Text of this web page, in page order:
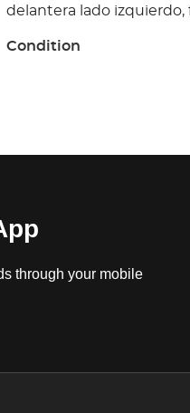
delantera lado izquierdo,
Condition
suspension a muelles sin
estado; carroceria con
delantera lado izquierdo,
through your mobile